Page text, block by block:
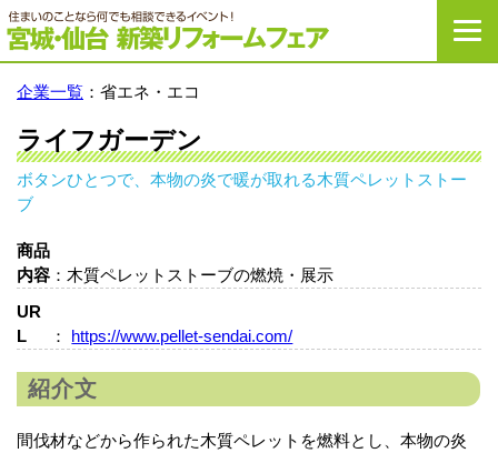
企業一覧 ：省エネ・エコ
ライフガーデン
ボタンひとつで、本物の炎で暖が取れる木質ペレットストー
ブ
商品
内容 ：木質ペレットストーブの燃焼・展示
UR
L
： https://www.pellet-sendai.com/
紹介文
間伐材などから作られた木質ペレットを燃料とし、 本物の炎